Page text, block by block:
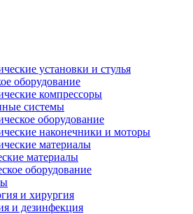
установки и стулья
оборудование
компрессоры
системы
оборудование
наконечники и моторы
материалы
материалы
оборудование
и хирургия
и дезинфекция